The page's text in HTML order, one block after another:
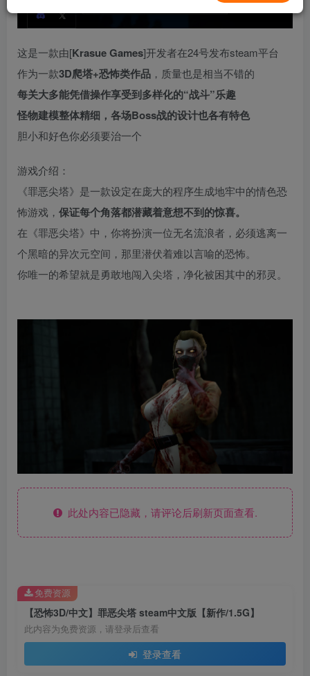
这是一款由[Krasue Games]开发者在24号发布steam平台
作为一款3D爬塔+恐怖类作品 ，质量也是相当不错的
每关大多能凭借操作享受到多样化的“战斗”乐趣
怪物建模整体精细，各场Boss战的设计也各有特色
胆小和好色你必须要治一个
游戏介绍：
《罪恶尖塔》是一款设定在庞大的程序生成地牢中的情色恐
怖游戏， 保证每个角落都潜藏着意想不到的惊喜。
在《罪恶尖塔》中，你将扮演一位无名流浪者，必须逃离一
个黑暗的异次元空间，那里潜伏着难以言喻的恐怖。
你唯一的希望就是勇敢地闯入尖塔，净化被困其中的邪灵。
此处内容已隐藏，请评论后刷新页面查看.
【恐怖3D/中文】罪恶尖塔 steam中文版【新作/1.5G】
此内容为免费资源，请登录后查看
登录查看
免费资源